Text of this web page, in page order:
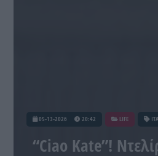
05-13-2026 20:42 LIFE
“Ciao Kate”!